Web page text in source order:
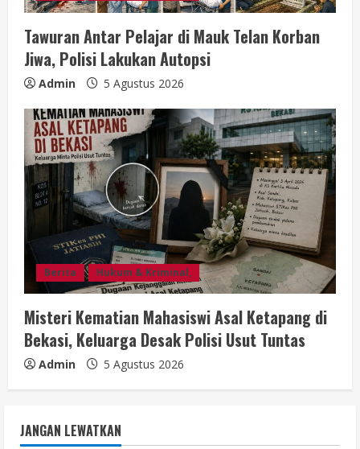
Tawuran Antar Pelajar di Mauk Telan Korban
Jiwa, Polisi Lakukan Autopsi
Admin 5 Agustus 2026
Berita Hukum & Kriminal,
Misteri Kematian Mahasiswi Asal Ketapang di
Bekasi, Keluarga Desak Polisi Usut Tuntas
Admin 5 Agustus 2026
JANGAN LEWATKAN